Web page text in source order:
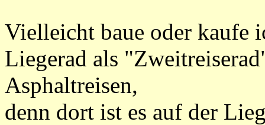
Vielleicht baue oder kaufe
Liegerad als
Asphaltreisen,
denn dort ist es auf der